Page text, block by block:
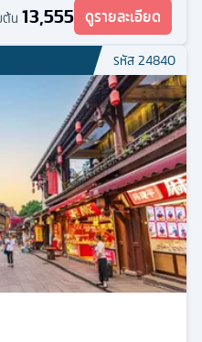
ต้น 13,555 ดูรายละเอียด
รหัส24840